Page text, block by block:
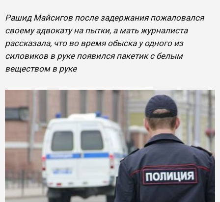
Рашид Майсигов после задержания пожаловался
своему адвокату на пытки, а мать журналиста
рассказала, что во время обыска у одного из
силовиков в руке появился пакетик с белым
веществом в руке